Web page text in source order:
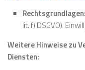
Rechtsgrundlagen:
lit. f) DSGVO).
Weitere Hinweise zu
Diensten: